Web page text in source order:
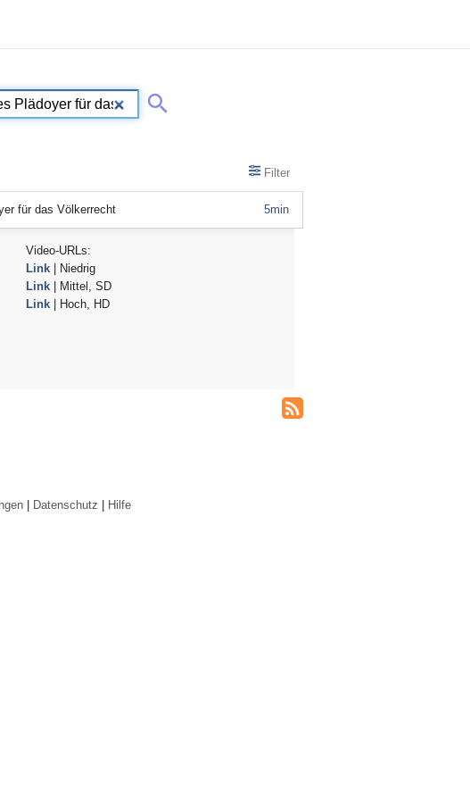
Filter
5min
für das Völkerrecht
Video-URLs:
Link| Niedrig
Link| Mittel, SD
Link| Hoch, HD
| Datenschutz | Hilfe